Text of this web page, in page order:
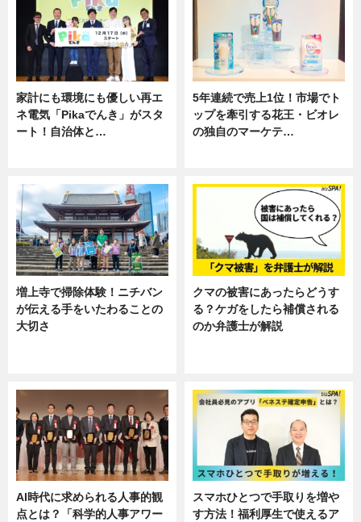
家計にも環境にも優しい再エ
ネ電気「Pikaでんき」がスタ
ート！自治体と…
5年連続で売上1位！市場でト
ップを牽引する花王・ビオレ
の独自のマーケテ…
増上寺で掃除体験！ニチバン
が伝える手をいたわることの
大切さ
クマの被害にあったらどうす
る？ケガをしたら補償される
のか弁護士が解説
AI時代に求められる人事的観
点とは？「科学的人事アワー
スマホひとつで手取りを増や
す方法！福利厚生で使えるア